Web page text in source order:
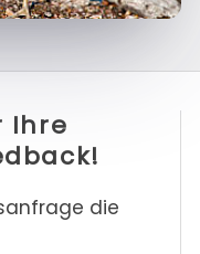
Ihre
die